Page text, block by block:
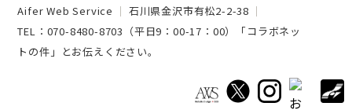
Aifer Web Service
石川県金沢市有松2-2-38
TEL： 070-8480-8703 （平日9：00-17：00）「コラボネッ
トの件」とお伝えください。